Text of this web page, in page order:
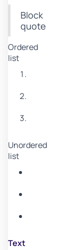
Block
quote
Ordered
list
Unordered
list
Text